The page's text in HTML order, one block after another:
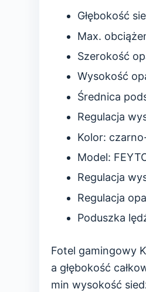
Głębokość
Max.
Szerokość
Wysokość
Średnica
Regulacja
Kolor:
Model:
Regulacja
Regulacja
Poduszka
Fotel gamingowy
a głębokość
min wysokość